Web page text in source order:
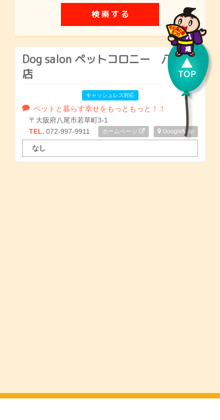
Dog salon ペットコロニー 八尾
店
キャッシュレス対応
ペットと暮らす幸せをもっともっと！！
〒大阪府八尾市若草町3-1
GoogleMap
ホームページ
TEL. 072-997-9911
なし